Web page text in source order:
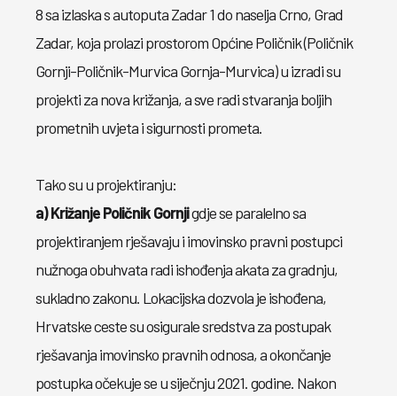
8 sa izlaska s autoputa Zadar 1 do naselja Crno, Grad
Zadar, koja prolazi prostorom Općine Poličnik (Poličnik
Gornji-Poličnik-Murvica Gornja-Murvica) u izradi su
projekti za nova križanja, a sve radi stvaranja boljih
prometnih uvjeta i sigurnosti prometa.
Tako su u projektiranju:
a) Križanje Poličnik Gornjigdje se paralelno sa
projektiranjem rješavaju i imovinsko pravni postupci
nužnoga obuhvata radi ishođenja akata za gradnju,
sukladno zakonu. Lokacijska dozvola je ishođena,
Hrvatske ceste su osigurale sredstva za postupak
rješavanja imovinsko pravnih odnosa, a okončanje
postupka očekuje se u siječnju 2021. godine. Nakon